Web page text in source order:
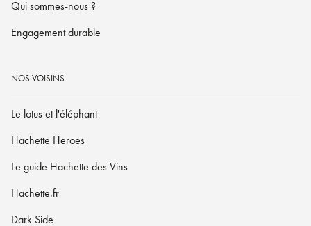
Qui sommes-nous ?
Engagement durable
NOS VOISINS
Le lotus et l'éléphant
Hachette Heroes
Le guide Hachette des Vins
Hachette.fr
Dark Side